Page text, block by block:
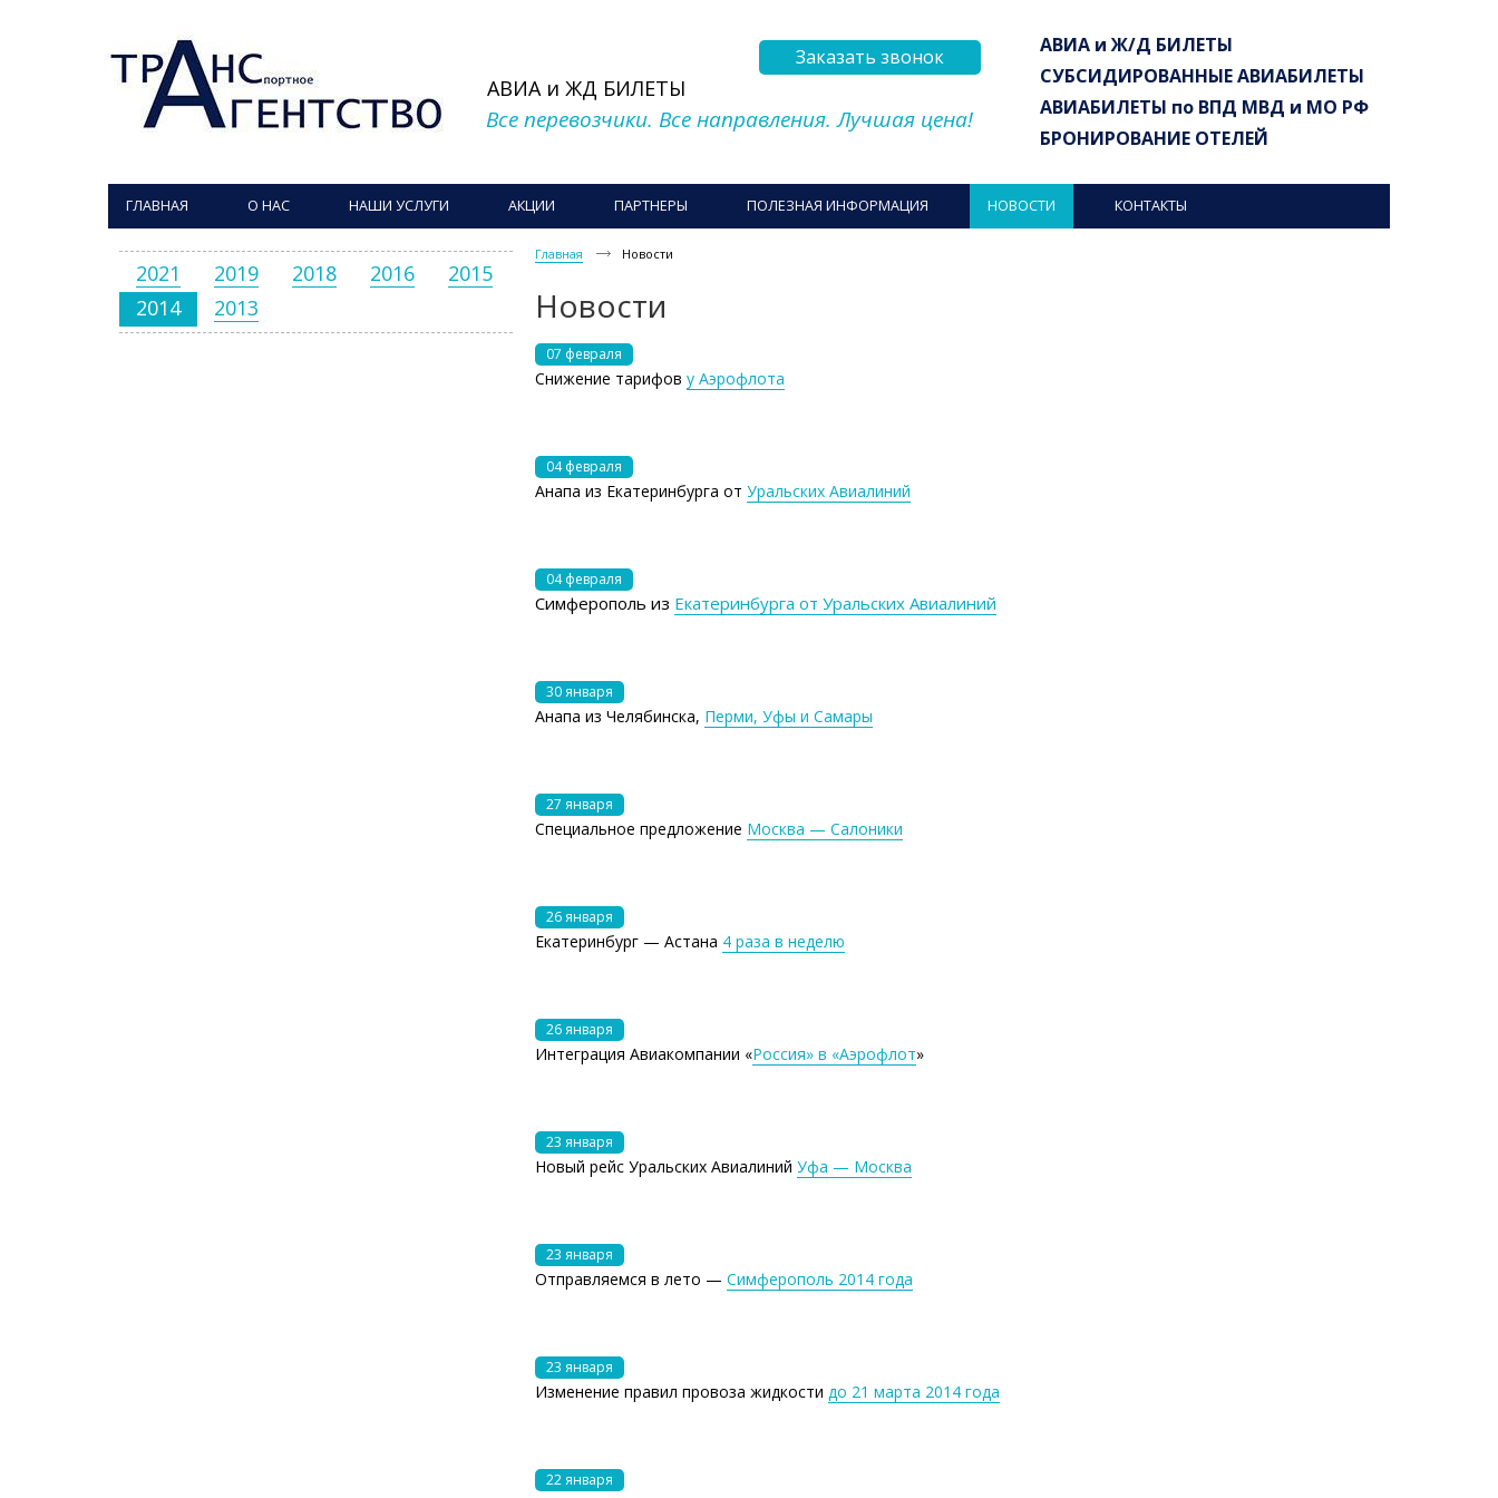
АВИА и Ж/Д БИЛЕТЫ
СУБСИДИРОВАННЫЕ АВИАБИЛЕТЫ
АВИАБИЛЕТЫ по ВПД МВД и МО РФ
БРОНИРОВАНИЕ ОТЕЛЕЙ
Заказать звонок
АВИА и ЖД БИЛЕТЫ
Все перевозчики. Все направления. Лучшая цена!
ГЛАВНАЯ О НАС НАШИ УСЛУГИ АКЦИИ ПАРТНЕРЫ ПОЛЕЗНАЯ ИНФОРМАЦИЯ НОВОСТИ КОНТАКТЫ
2021 2019 2018 2016
2015
2014
2013
Главная Новости
Новости
07 февраля
Снижение тарифову Аэрофлота
04 февраля
Анапа из Екатеринбурга отУральских Авиалиний
04 февраля
Симферополь из Екатеринбурга от Уральских Авиалиний
30 января
Анапа из Челябинска, Перми, Уфы и Самары
27 января
Специальное предложение Москва — Салоники
26 января
Екатеринбург — Астана 4 раза в неделю
26 января
Интеграция Авиакомпании «Россия» в «Аэрофлот»
23 января
Новый рейс Уральских АвиалинийУфа — Москва
23 января
Отправляемся в лето —Симферополь 2014 года
23 января
Изменение правил провоза жидкостидо 21 марта 2014 года
22 января